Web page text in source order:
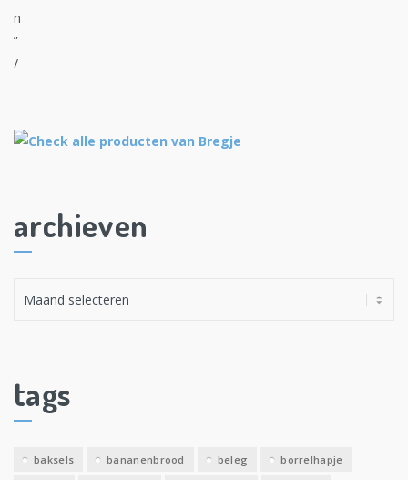
archieven
e
v
tags
baksels bananenbrood beleg borrelhapje